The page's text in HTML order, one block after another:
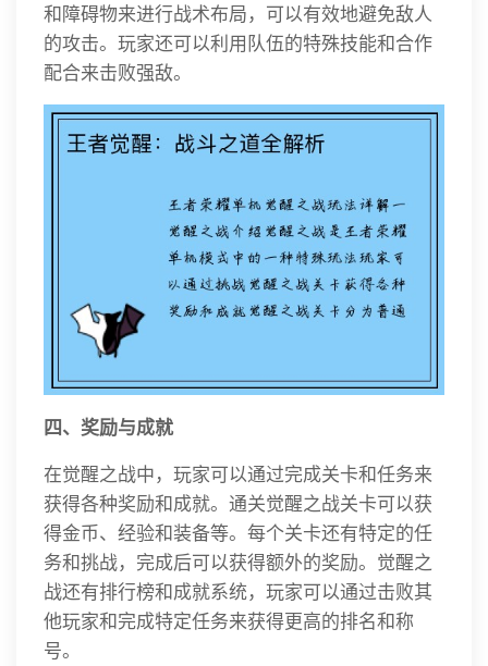
和障碍物来进行战术布局，可以有效地避免敌人
的攻击。玩家还可以利用队伍的特殊技能和合作
配合来击败强敌。
四、奖励与成就
在觉醒之战中，玩家可以通过完成关卡和任务来
获得各种奖励和成就。通关觉醒之战关卡可以获
得金币、经验和装备等。每个关卡还有特定的任
务和挑战，完成后可以获得额外的奖励。觉醒之
战还有排行榜和成就系统，玩家可以通过击败其
他玩家和完成特定任务来获得更高的排名和称
号。